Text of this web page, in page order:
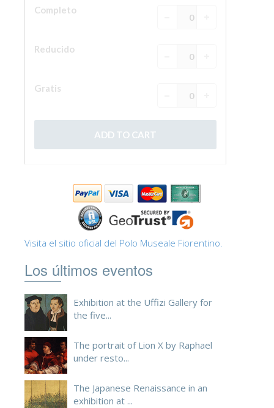
Visita el sitio oficial del Polo Museale Fiorentino.
Los últimos eventos
Exhibition at the Uffizi Gallery for
the five...
The portrait of Lion X by Raphael
under resto...
The Japanese Renaissance in an
exhibition at ...